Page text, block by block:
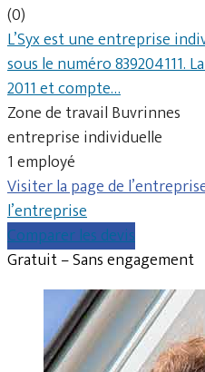
(0)
L’Syx est une entreprise
sous le numéro 839204111.
2011 et compte…
Zone de travail Buvrinnes
entreprise individuelle
1 employé
Visiter la page de
l’entreprise
Comparer les devis
Gratuit – Sans engagement